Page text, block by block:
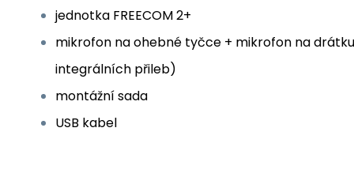
jednotka FREECOM 2+
mikrofon na ohebné tyčce + mikrofon na
integrálních přileb)
montážní sada
USB kabel